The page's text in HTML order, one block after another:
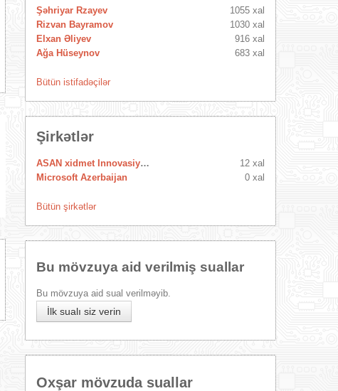
Şəhriyar Rzayev
1055 xal
Rizvan Bayramov
1030 xal
Elxan Əliyev
916 xal
Ağa Hüseynov
683 xal
Bütün istifadəçilər
Şirkətlər
ASAN xidmet Innovasiya Mərkəzi
12 xal
Microsoft Azerbaijan
0 xal
Bütün şirkətlər
Bu mövzuya aid verilmiş suallar
Bu mövzuya aid sual verilməyib.
İlk sualı siz verin
Oxşar mövzuda suallar